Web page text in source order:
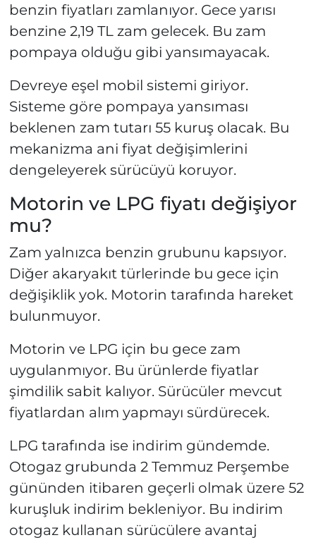
benzin fiyatları zamlanıyor. Gece yarısı
benzine 2,19 TL zam gelecek. Bu zam
pompaya olduğu gibi yansımayacak.
Devreye eşel mobil sistemi giriyor.
Sisteme göre pompaya yansıması
beklenen zam tutarı 55 kuruş olacak. Bu
mekanizma ani fiyat değişimlerini
dengeleyerek sürücüyü koruyor.
Motorin ve LPG fiyatı değişiyor
mu?
Zam yalnızca benzin grubunu kapsıyor.
Diğer akaryakıt türlerinde bu gece için
değişiklik yok. Motorin tarafında hareket
bulunmuyor.
Motorin ve LPG için bu gece zam
uygulanmıyor. Bu ürünlerde fiyatlar
şimdilik sabit kalıyor. Sürücüler mevcut
fiyatlardan alım yapmayı sürdürecek.
LPG tarafında ise indirim gündemde.
Otogaz grubunda 2 Temmuz Perşembe
gününden itibaren geçerli olmak üzere 52
kuruşluk indirim bekleniyor. Bu indirim
otogaz kullanan sürücülere avantaj